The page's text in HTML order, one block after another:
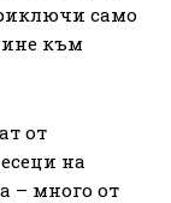
само
към
от
на
– много от